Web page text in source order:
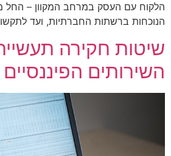
הלקוח עם העסק במרחב המקוון – החל
הנוכחות ברשתות החברתיות, ועד
שיטות חקירה
השירותים הפיננסיים